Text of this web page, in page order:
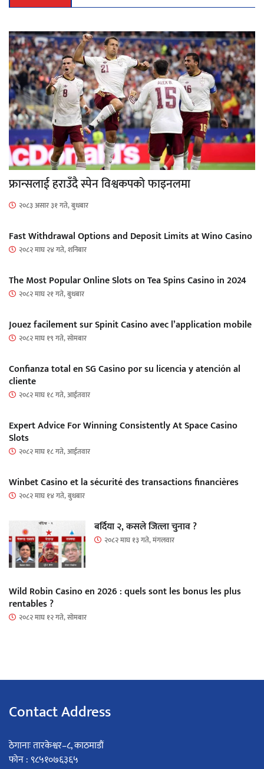
फ्रान्सलाई हराउँदै स्पेन विश्वकपको फाइनलमा
२०८३ असार ३१ गते, बुधबार
Fast Withdrawal Options and Deposit Limits at Wino Casino
२०८२ माघ २४ गते, शनिबार
The Most Popular Online Slots on Tea Spins Casino in 2024
२०८२ माघ २१ गते, बुधबार
Jouez facilement sur Spinit Casino avec l’application mobile
२०८२ माघ १९ गते, सोमबार
Confianza total en SG Casino por su licencia y atención al
cliente
२०८२ माघ १८ गते, आईतवार
Expert Advice For Winning Consistently At Space Casino
Slots
२०८२ माघ १८ गते, आईतवार
Winbet Casino et la sécurité des transactions financières
२०८२ माघ १४ गते, बुधबार
बर्दिया २, कसले जित्ला चुनाव ?
२०८२ माघ १३ गते, मंगलवार
Wild Robin Casino en 2026 : quels sont les bonus les plus
rentables ?
२०८२ माघ १२ गते, सोमबार
Contact Address
ठेगानाः तारकेश्वर–८, काठमाडौं
फोन : ९८५१०७६३६५